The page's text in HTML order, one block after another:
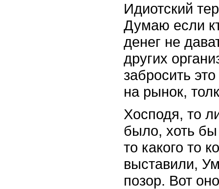
Идиотский
Думаю если
денег не
других
забросить
на рынок,
Хосподя, то
было, хоть
то какого то
выставили,
позор. Вот